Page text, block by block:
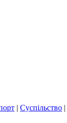
| Суспільство |